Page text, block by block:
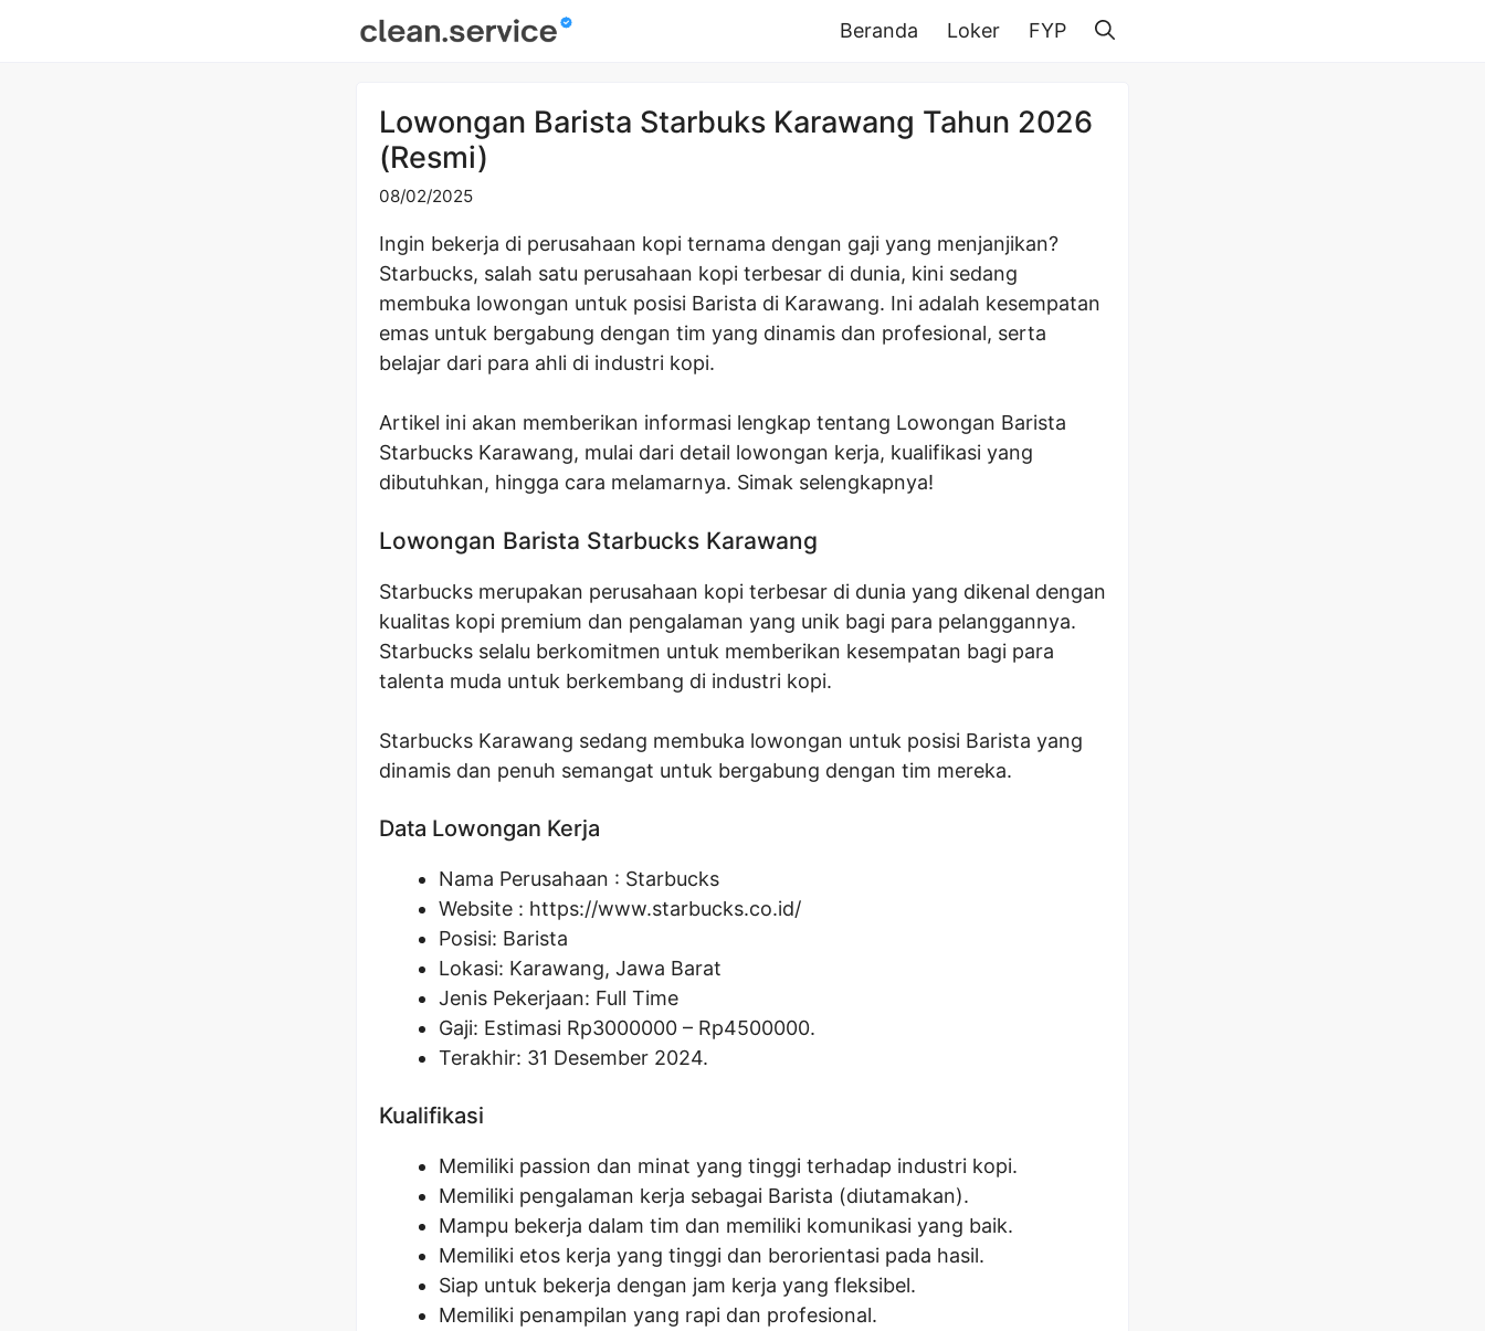
Beranda Loker FYP
Lowongan Barista Starbuks Karawang Tahun 2026
(Resmi)
08/02/2025
Ingin bekerja di perusahaan kopi ternama dengan gaji yang menjanjikan?
Starbucks, salah satu perusahaan kopi terbesar di dunia, kini sedang
membuka lowongan untuk posisi Barista di Karawang. Ini adalah kesempatan
emas untuk bergabung dengan tim yang dinamis dan profesional, serta
belajar dari para ahli di industri kopi.
Artikel ini akan memberikan informasi lengkap tentang Lowongan Barista
Starbucks Karawang, mulai dari detail lowongan kerja, kualifikasi yang
dibutuhkan, hingga cara melamarnya. Simak selengkapnya!
Lowongan Barista Starbucks Karawang
Starbucks merupakan perusahaan kopi terbesar di dunia yang dikenal dengan
kualitas kopi premium dan pengalaman yang unik bagi para pelanggannya.
Starbucks selalu berkomitmen untuk memberikan kesempatan bagi para
talenta muda untuk berkembang di industri kopi.
Starbucks Karawang sedang membuka lowongan untuk posisi Barista yang
dinamis dan penuh semangat untuk bergabung dengan tim mereka.
Data Lowongan Kerja
Nama Perusahaan : Starbucks
Website : https://www.starbucks.co.id/
Posisi: Barista
Lokasi: Karawang, Jawa Barat
Jenis Pekerjaan: Full Time
Gaji: Estimasi Rp3000000 – Rp4500000.
Terakhir: 31 Desember 2024.
Kualifikasi
Memiliki passion dan minat yang tinggi terhadap industri kopi.
Memiliki pengalaman kerja sebagai Barista (diutamakan).
Mampu bekerja dalam tim dan memiliki komunikasi yang baik.
Memiliki etos kerja yang tinggi dan berorientasi pada hasil.
Siap untuk bekerja dengan jam kerja yang fleksibel.
Memiliki penampilan yang rapi dan profesional.